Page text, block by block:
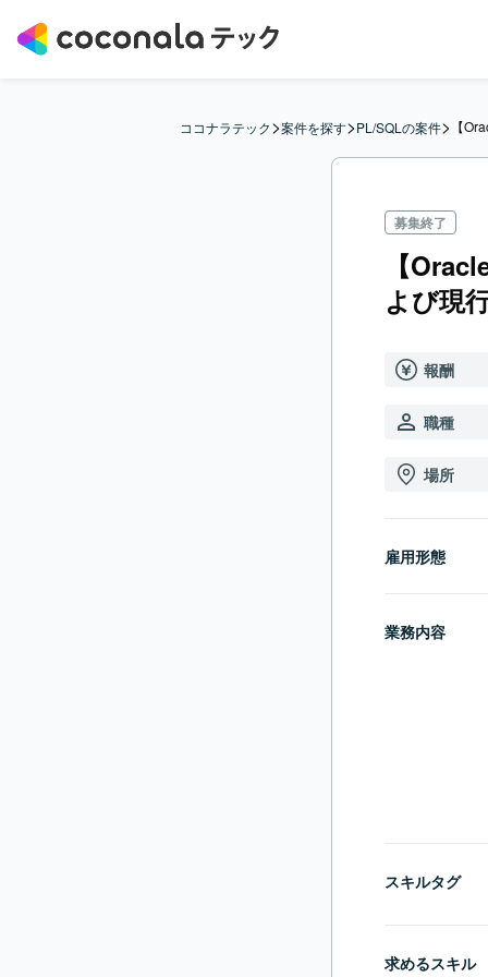
ココナラテック>案件を探す>PL/SQLの案件> 【
募集終了
【
よび現
報酬
職種
場所
雇用形態
業務内容
スキルタグ
求めるスキル